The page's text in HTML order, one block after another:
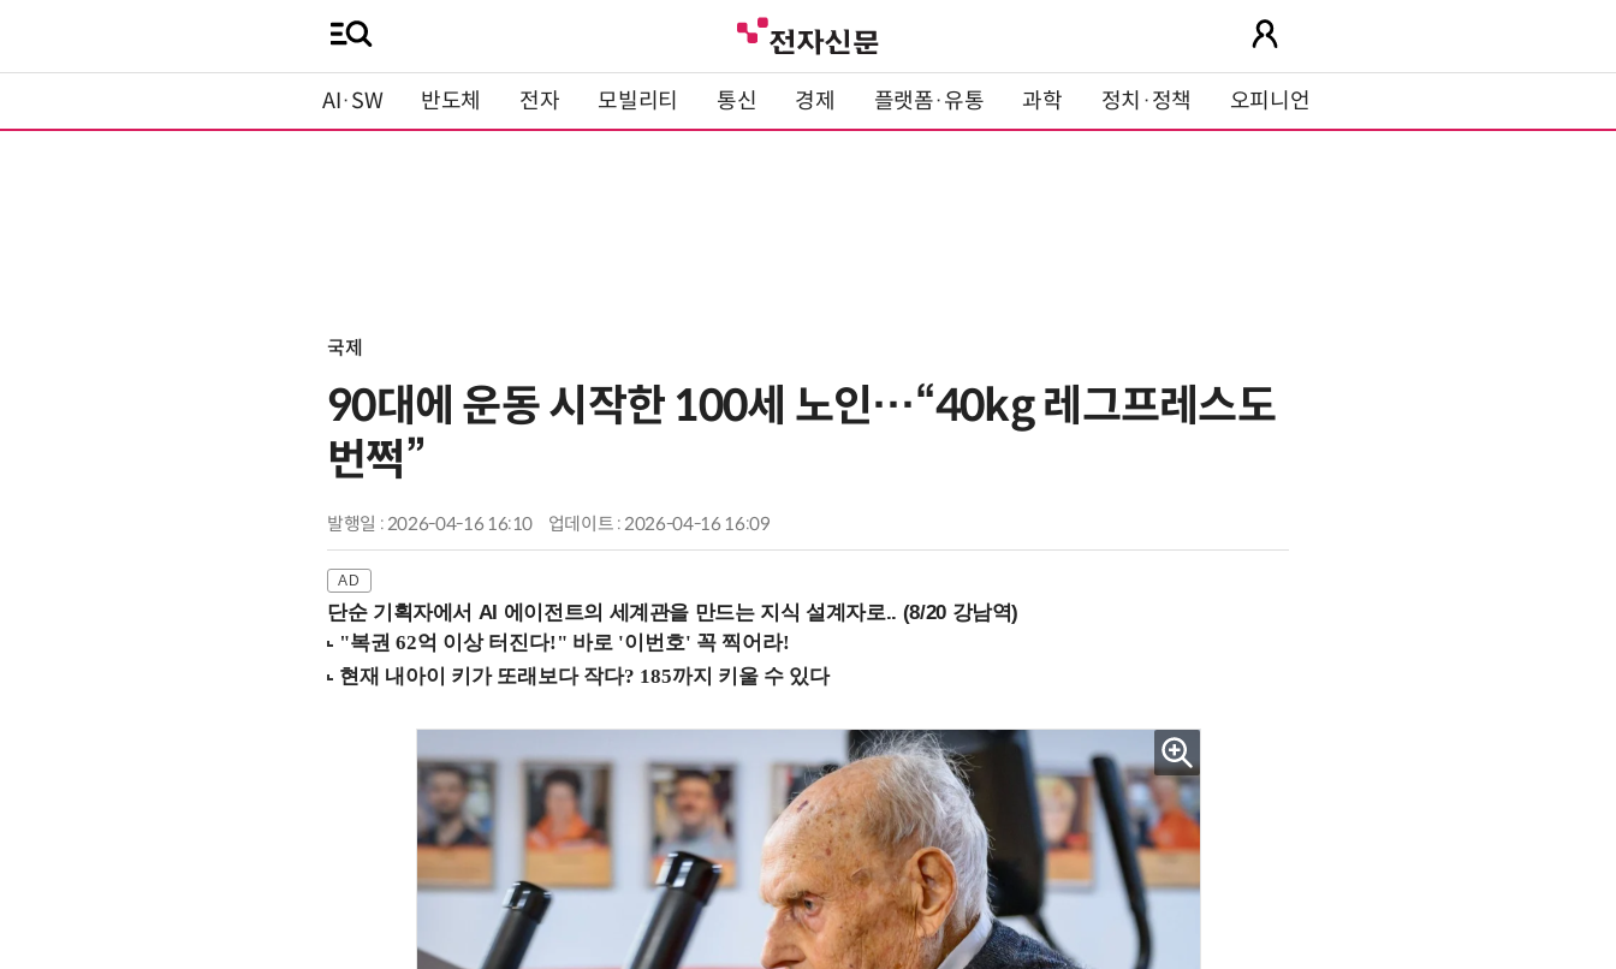
AI·SW 반도체 전자 모빌리티 통신 경제 플랫폼·유통 과학 정치·정책 오피니언
국제
90대에 운동 시작한 100세 노인…“40kg 레그프레스도
번쩍”
발행일 : 2026-04-16 16:10 업데이트 : 2026-04-16 16:09
단순 기획자에서 AI 에이전트의 세계관을 만드는 지식 설계자로.. (8/20 강남역)